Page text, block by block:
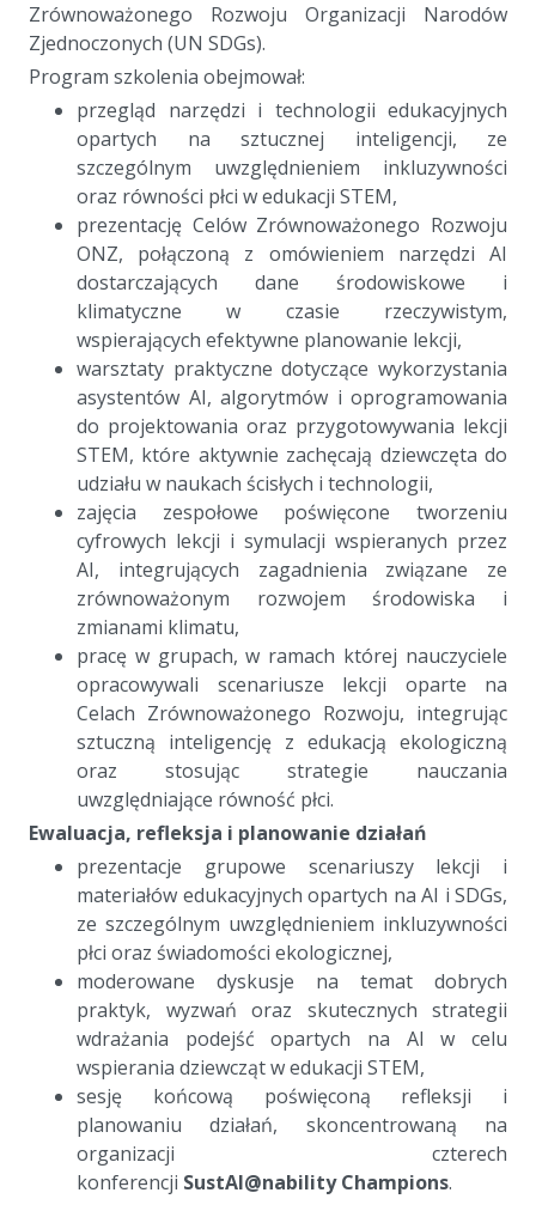
Zrównoważonego Rozwoju Organizacji Narodów
Zjednoczonych (UN SDGs).
Program szkolenia obejmował:
przegląd narzędzi i technologii edukacyjnych
opartych na sztucznej inteligencji, ze
szczególnym uwzględnieniem inkluzywności
oraz równości płci w edukacji STEM,
prezentację Celów Zrównoważonego Rozwoju
ONZ, połączoną z omówieniem narzędzi AI
dostarczających dane środowiskowe i
klimatyczne w czasie rzeczywistym,
wspierających efektywne planowanie lekcji,
warsztaty praktyczne dotyczące wykorzystania
asystentów AI, algorytmów i oprogramowania
do projektowania oraz przygotowywania lekcji
STEM, które aktywnie zachęcają dziewczęta do
udziału w naukach ścisłych i technologii,
zajęcia zespołowe poświęcone tworzeniu
cyfrowych lekcji i symulacji wspieranych przez
AI, integrujących zagadnienia związane ze
zrównoważonym rozwojem środowiska i
zmianami klimatu,
pracę w grupach, w ramach której nauczyciele
opracowywali scenariusze lekcji oparte na
Celach Zrównoważonego Rozwoju, integrując
sztuczną inteligencję z edukacją ekologiczną
oraz stosując strategie nauczania
uwzględniające równość płci.
Ewaluacja, refleksja i planowanie działań
prezentacje grupowe scenariuszy lekcji i
materiałów edukacyjnych opartych na AI i SDGs,
ze szczególnym uwzględnieniem inkluzywności
płci oraz świadomości ekologicznej,
moderowane dyskusje na temat dobrych
praktyk, wyzwań oraz skutecznych strategii
wdrażania podejść opartych na AI w celu
wspierania dziewcząt w edukacji STEM,
sesję końcową poświęconą refleksji i
planowaniu działań, skoncentrowaną na
organizacji czterech
konferencji SustAI@nability Champions.